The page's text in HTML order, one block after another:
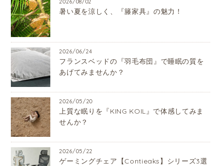
暑い夏を涼しく、『籐家具』の魅力！
2026/06/24
フランスベッドの『羽毛布団』で睡眠の質を
あげてみませんか？
2026/05/20
上質な眠りを『KING KOIL』で体感してみま
せんか？
2026/05/22
ゲーミングチェア【Contieaks】シリーズ3選